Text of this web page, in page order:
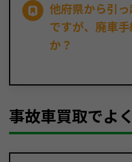
他府県から引
ですが、廃車
か？
事故車買取でよ